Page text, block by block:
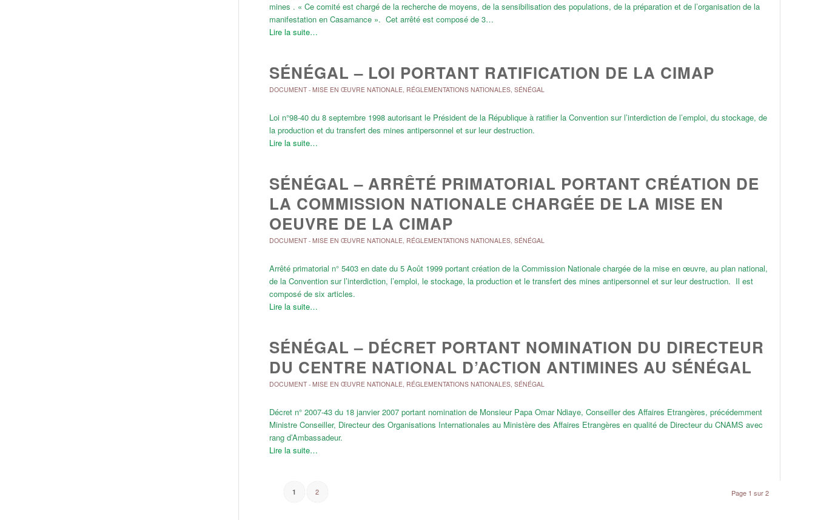
mines . « Ce comité est chargé de la recherche de moyens, de la sensibilisation des populations, de la préparation et de l’organisation de la
manifestation en Casamance ». Cet arrêté est composé de 3…
Lire la suite…
SÉNÉGAL – LOI PORTANT RATIFICATION DE LA CIMAP
DOCUMENT- MISE EN ŒUVRE NATIONALE, RÉGLEMENTATIONS NATIONALES, SÉNÉGAL
Loi n°98-40 du 8 septembre 1998 autorisant le Président de la République à ratifier la Convention sur l’interdiction de l’emploi, du stockage, de
la production et du transfert des mines antipersonnel et sur leur destruction.
Lire la suite…
SÉNÉGAL – ARRÊTÉ PRIMATORIAL PORTANT CRÉATION DE
LA COMMISSION NATIONALE CHARGÉE DE LA MISE EN
OEUVRE DE LA CIMAP
DOCUMENT- MISE EN ŒUVRE NATIONALE, RÉGLEMENTATIONS NATIONALES, SÉNÉGAL
Arrêté primatorial n° 5403 en date du 5 Août 1999 portant création de la Commission Nationale chargée de la mise en œuvre, au plan national,
de la Convention sur l’interdiction, l’emploi, le stockage, la production et le transfert des mines antipersonnel et sur leur destruction. Il est
composé de six articles.
Lire la suite…
SÉNÉGAL – DÉCRET PORTANT NOMINATION DU DIRECTEUR
DU CENTRE NATIONAL D’ACTION ANTIMINES AU SÉNÉGAL
DOCUMENT- MISE EN ŒUVRE NATIONALE, RÉGLEMENTATIONS NATIONALES, SÉNÉGAL
Décret n° 2007-43 du 18 janvier 2007 portant nomination de Monsieur Papa Omar Ndiaye, Conseiller des Affaires Etrangères, précédemment
Ministre Conseiller, Directeur des Organisations Internationales au Ministère des Affaires Etrangères en qualité de Directeur du CNAMS avec
rang d’Ambassadeur.
Lire la suite…
Page 1 sur 2
1 2